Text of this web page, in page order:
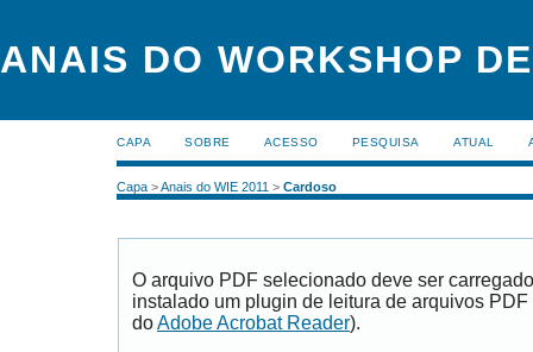
ANAIS DO WORKSHOP
CAPA SOBRE ACESSO PESQUISA ATUAL
Capa >Anais do WIE 2011 > Cardoso
O arquivo PDF selecionado deve ser
instalado um plugin de leitura de arquivos
doAdobe Acrobat Reader).